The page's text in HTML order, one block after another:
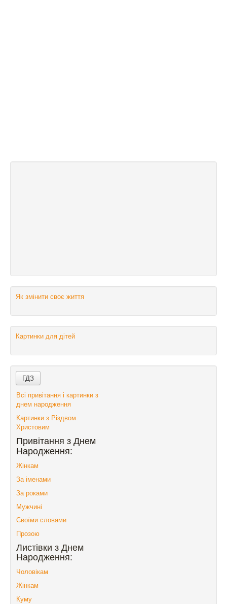
Як змінити своє життя
Картинки для дітей
Всі привітання і картинки з
днем народження
Картинки з Різдвом
Христовим
Привітання з Днем
Народження:
Жінкам
За іменами
За роками
Мужчині
Своїми словами
Прозою
Листівки з Днем
Народження:
Чоловікам
Жінкам
Куму